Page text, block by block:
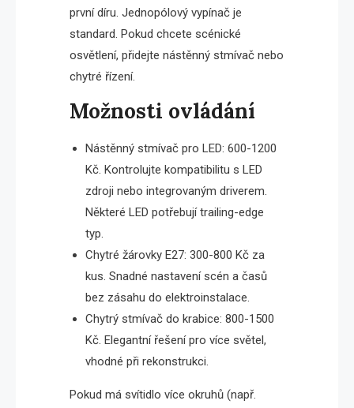
první díru. Jednopólový vypínač je
standard. Pokud chcete scénické
osvětlení, přidejte nástěnný stmívač nebo
chytré řízení.
Možnosti ovládání
Nástěnný stmívač pro LED: 600-1200
Kč. Kontrolujte kompatibilitu s LED
zdroji nebo integrovaným driverem.
Některé LED potřebují trailing-edge
typ.
Chytré žárovky E27: 300-800 Kč za
kus. Snadné nastavení scén a časů
bez zásahu do elektroinstalace.
Chytrý stmívač do krabice: 800-1500
Kč. Elegantní řešení pro více světel,
vhodné při rekonstrukci.
Pokud má svítidlo více okruhů (např.